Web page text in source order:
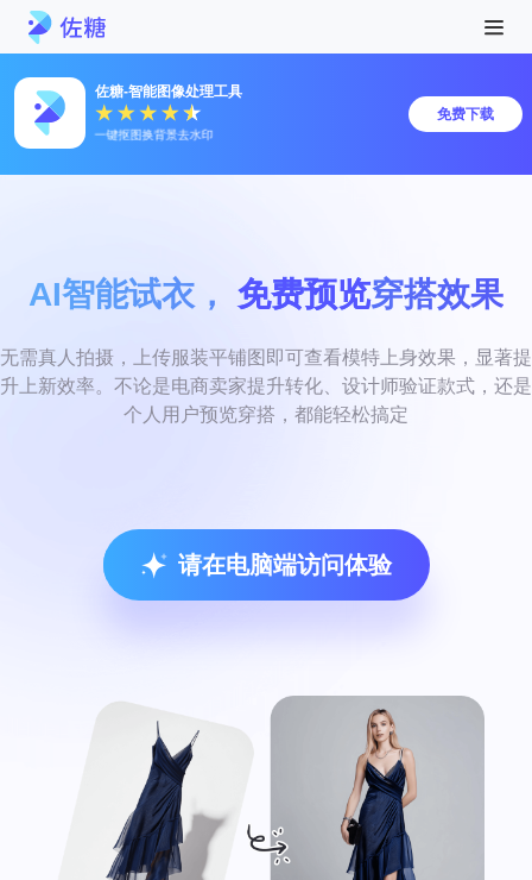
佐糖-智能图像处理工具
一键抠图换背景去水印
免费下载
AI智能试衣， 免费预览穿搭效果
无需真人拍摄，上传服装平铺图即可查看模特上身效果，显著提
升上新效率。不论是电商卖家提升转化、设计师验证款式，还是
个人用户预览穿搭，都能轻松搞定
请在电脑端访问体验